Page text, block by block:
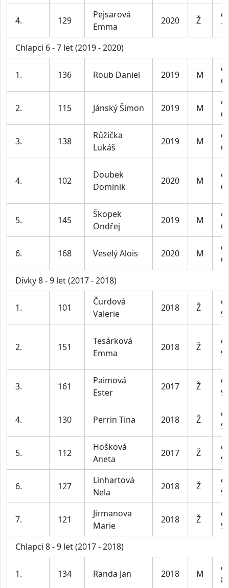
4. 129
Pejsarová
Emma
2020 Ž
7
Chlapci 6 - 7 let (2019 - 2020)
1. 136 Roub Daniel 2019 M
2. 115 Jánský Šimon 2019 M
3. 138
Růžička
Lukáš
2019 M
4. 102
Doubek
Dominik
2020 M
5. 145
Škopek
Ondřej
2019 M
6. 168 Veselý Alois 2020 M
Dívky 8 - 9 let (2017 - 2018)
1. 101
Čurdová
Valerie
2018 Ž
9
2. 151
Tesárková
Emma
2018 Ž
9
3. 161
Paimová
Ester
2017 Ž
9
4. 130 Perrin Tina 2018 Ž
9
5. 112
Hošková
Aneta
2017 Ž
9
6. 127
Linhartová
Nela
2018 Ž
9
7. 121
Jirmanova
Marie
2018 Ž
9
Chlapci 8 - 9 let (2017 - 2018)
1. 134 Randa Jan 2018 M